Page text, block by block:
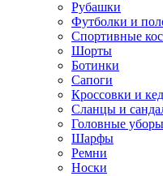
Рубашки
Футболки и
Спортивные
Шорты
Ботинки
Сапоги
Кроссовки и
Сланцы и
Головные уборы
Шарфы
Ремни
Носки